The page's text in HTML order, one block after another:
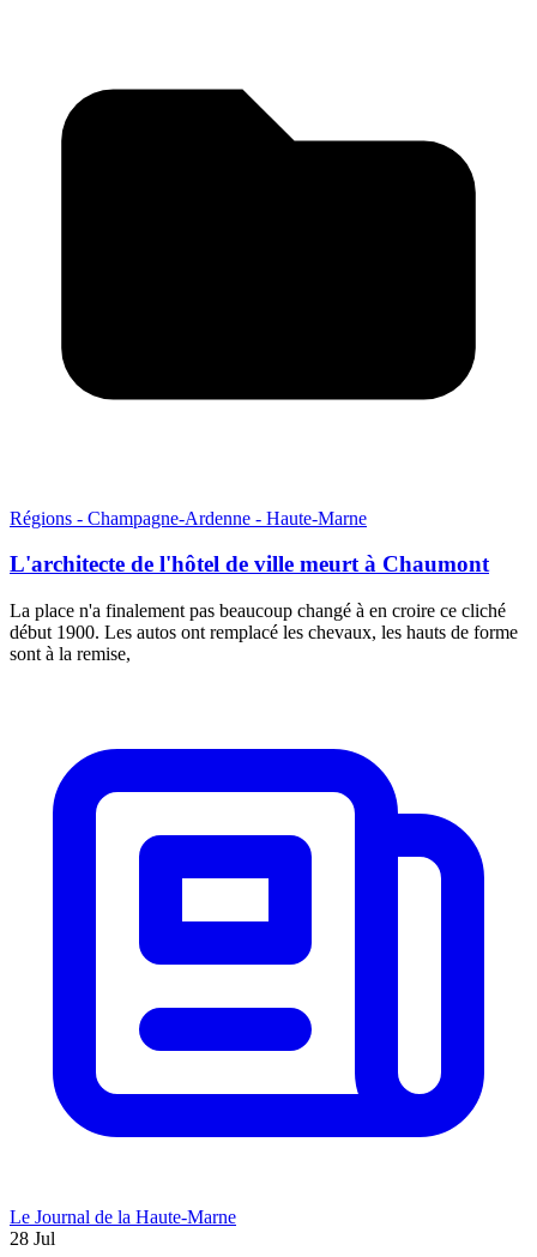
Régions - Champagne-Ardenne - Haute-Marne
L'architecte de l'hôtel de ville meurt à Chaumont
La place n'a finalement pas beaucoup changé à en croire ce cliché
début 1900. Les autos ont remplacé les chevaux, les hauts de forme
sont à la remise,
Le Journal de la Haute-Marne
28 Jul